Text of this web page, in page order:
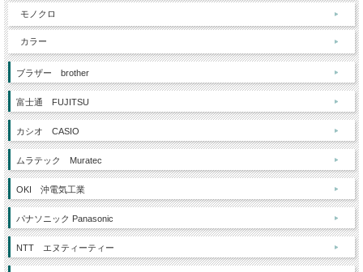
モノクロ
カラー
ブラザー brother
富士通 FUJITSU
カシオ CASIO
ムラテック Muratec
OKI 沖電気工業
パナソニック Panasonic
NTT エヌティーティー